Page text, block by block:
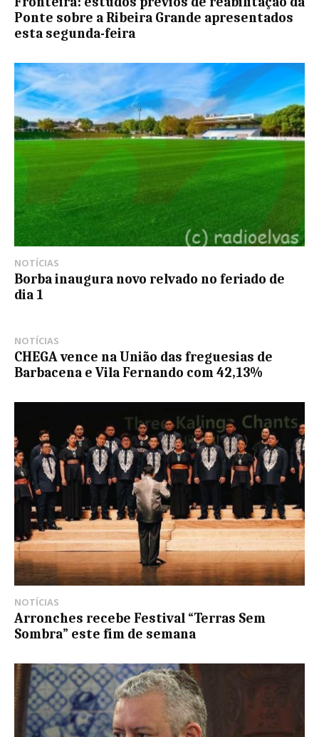
Ponte sobre a Ribeira Grande apresentados
esta segunda-feira
NOTÍCIAS
Borba inaugura novo relvado no feriado de
dia 1
NOTÍCIAS
CHEGA vence na União das freguesias de
Barbacena e Vila Fernando com 42,13%
NOTÍCIAS
Arronches recebe Festival “Terras Sem
Sombra” este fim de semana